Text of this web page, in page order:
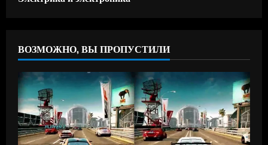
ВОЗМОЖНО, ВЫ ПРОПУСТИЛИ